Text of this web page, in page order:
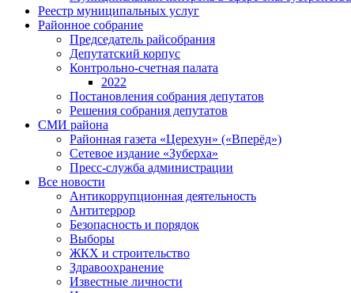
Реестр муниципальных услуг
Районное собрание
Председатель райсобрания
Депутатский корпус
Контрольно-счетная палата
2022
Постановления собрания депутатов
Решения собрания депутатов
СМИ района
Районная газета «Церехун» («Вперёд»)
Сетевое издание «Зуберха»
Пресс-служба администрации
Все новости
Антикоррупционная деятельность
Антитеррор
Безопасность и порядок
Выборы
ЖКХ и строительство
Здравоохранение
Известные личности